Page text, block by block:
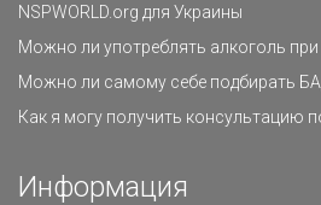
NSPWORLD.org для Украины
Можно ли употреблять алкоголь
Можно ли самому себе подбирать
Как я могу получить консультацию
Информация